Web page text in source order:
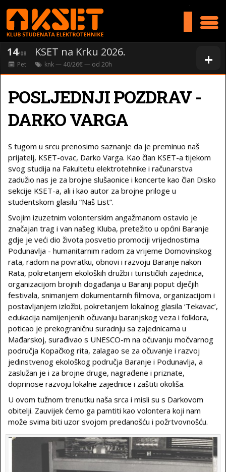
+
14/08 KSET na Krku 2026.
Pet knk— 40/26€ — od 20h
POSLJEDNJI POZDRAV -
DARKO VARGA
S tugom u srcu prenosimo saznanje da je preminuo naš
prijatelj, KSET-ovac, Darko Varga. Kao član KSET-a tijekom
svog studija na Fakultetu elektrotehnike i računarstva
zadužio nas je za brojne slušaonice i koncerte kao član Disko
sekcije KSET-a, ali i kao autor za brojne priloge u
studentskom glasilu “Naš List”.
Svojim izuzetnim volonterskim angažmanom ostavio je
značajan trag i van našeg Kluba, pretežito u općini Baranje
gdje je veći dio života posvetio promociji vrijednostima
Podunavlja - humanitarnim radom za vrijeme Domovinskog
rata, radom na povratku, obnovi i razvoju Baranje nakon
Rata, pokretanjem ekoloških družbi i turističkih zajednica,
organizacijom brojnih događanja u Baranji poput dječjih
festivala, snimanjem dokumentarnih filmova, organizacijom i
postavljanjem izložbi, pokretanjem lokalnog glasila ‘Tekavac’,
edukacija namijenjenih očuvanju baranjskog veza i folklora,
poticao je prekograničnu suradnju sa zajednicama u
Mađarskoj, surađivao s UNESCO-m na očuvanju močvarnog
područja Kopačkog rita, zalagao se za očuvanje i razvoj
jedinstvenog ekološkog područja Baranje i Podunavlja, a
zaslužan je i za brojne druge, nagrađene i priznate,
doprinose razvoju lokalne zajednice i zaštiti okoliša.
U ovom tužnom trenutku naša srca i misli su s Darkovom
obitelji. Zauvijek ćemo ga pamtiti kao volontera koji nam
može svima biti uzor svojom predanošću i požrtvovnošću.